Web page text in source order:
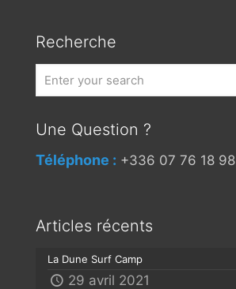
Recherche
Une Question ?
Téléphone : +336 07 76 18 98
Articles récents
La Dune Surf Camp
29 avril 2021